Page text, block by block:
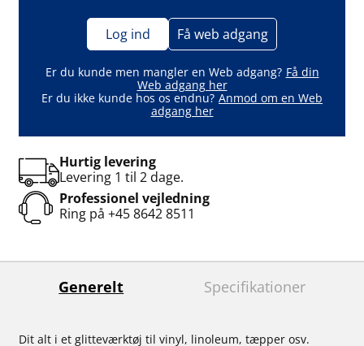
Log ind Få web adgang
Er du kunde men mangler en Web adgang? Få din
Web adgang her
Er du ikke kunde hos os endnu? Anmod om en Web
adgang her
Hurtig levering
Levering 1 til 2 dage.
Professionel vejledning
Ring på +45 8642 8511
Generelt Specifikationer
Dit alt i et glitteværktøj til vinyl, linoleum, tæpper osv.